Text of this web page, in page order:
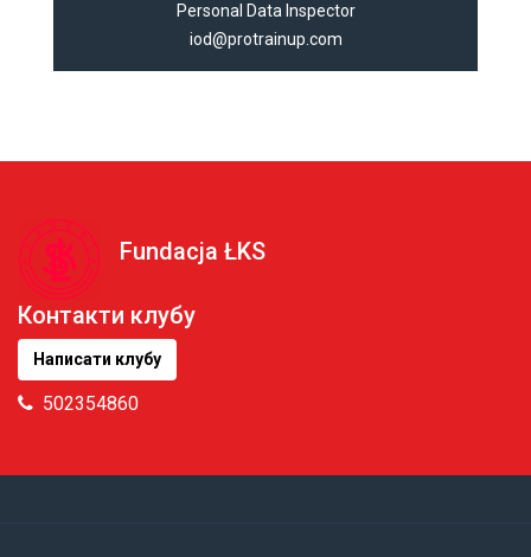
Personal Data Inspector
iod@protrainup.com
Fundacja ŁKS
Контакти клубу
Написати клубу
502354860